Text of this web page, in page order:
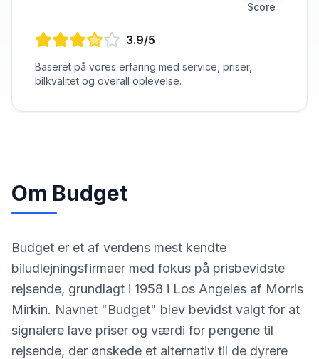
Score
3.9/5
Baseret på vores erfaring med service, priser,
bilkvalitet og overall oplevelse.
Om Budget
Budget er et af verdens mest kendte
biludlejningsfirmaer med fokus på prisbevidste
rejsende, grundlagt i 1958 i Los Angeles af Morris
Mirkin. Navnet "Budget" blev bevidst valgt for at
signalere lave priser og værdi for pengene til
rejsende, der ønskede et alternativ til de dyrere